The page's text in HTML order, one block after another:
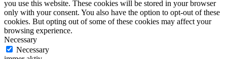
you use this website. These cookies will be stored in your browser
only with your consent. You also have the option to opt-out of these
cookies. But opting out of some of these cookies may affect your
browsing experience.
Necessary
Necessary